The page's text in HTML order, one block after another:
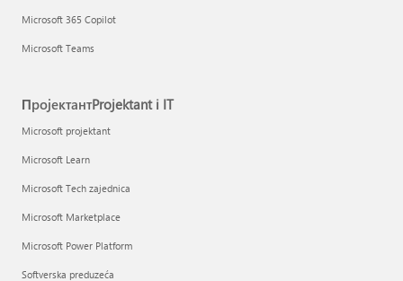
Microsoft 365 Copilot
Microsoft Teams
ПројектантProjektant i IT
Microsoft projektant
Microsoft Learn
Microsoft Tech zajednica
Microsoft Marketplace
Microsoft Power Platform
Softverska preduzeća